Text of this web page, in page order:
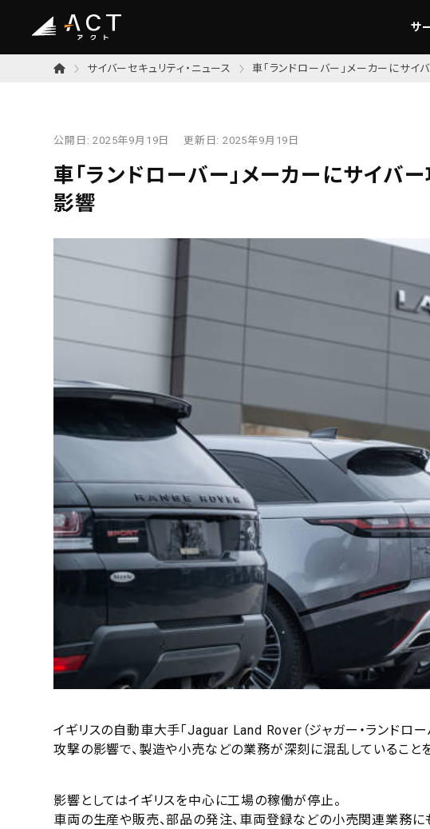
サ
サイバーセキュリティ・ニュース 車「ランドローバー」メーカーにサ
公開日:2025年9月19日 更新日: 2025年9月19日
車「ランドローバー」メーカーにサイ
影響
イギリスの自動車大手「Jaguar Land Rover（ジャガー・ランドロ
攻撃の影響で、製造や小売などの業務が深刻に混乱していること
影響としてはイギリスを中心に工場の稼働が停止。
車両の生産や販売、部品の発注、車両登録などの小売関連業務に